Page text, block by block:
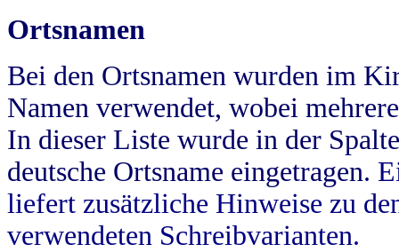
Ortsnamen
Bei den Ortsnamen wurden im
Namen verwendet, wobei
In dieser Liste wurde in der
deutsche Ortsname eingetragen.
liefert zusätzliche Hinweise zu
verwendeten Schreibvarianten.